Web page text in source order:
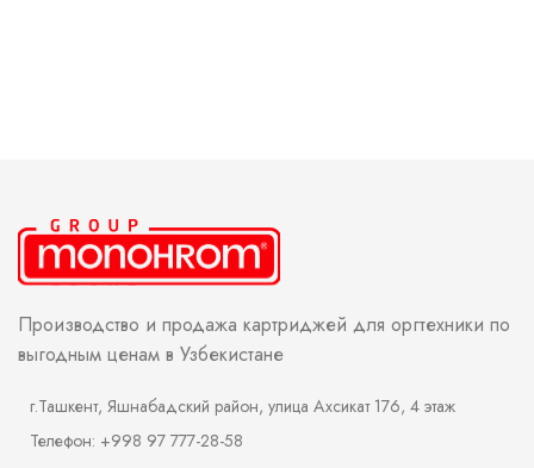
Производство и продажа картриджей для оргтехники по
выгодным ценам в Узбекистане
г.Ташкент, Яшнабадский район, улица Ахсикат 176, 4 этаж
Телефон: +998 97 777-28-58